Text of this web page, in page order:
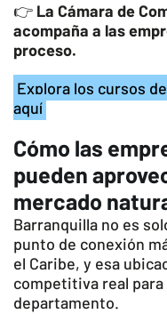
👉 La Cámara de
acompaña a las
proceso.
Explora los cursos
aquí
Cómo las
pueden
mercado
Barranquilla no es
punto de conexión
el Caribe, y esa
competitiva real para
departamento.